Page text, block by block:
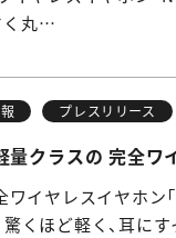
く丸…
プレスリリース
クラスの 完全ワ
イヤレスイヤホン
くほど軽く、耳に